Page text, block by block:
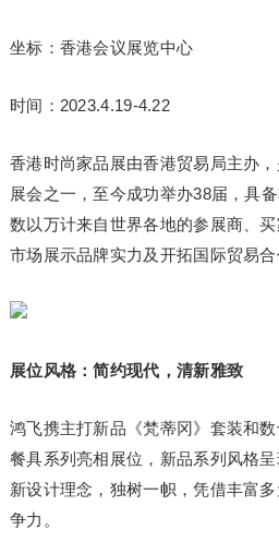
坐标：香港会议展览中心
时间：2023.4.19-4.22
香港时尚家品展由香港贸易局主办
展会之一，至今成功举办38届，具
数以万计来自世界各地的参展商、
市场展示品牌实力及开拓国际贸易合
展位风格：简约现代，清新雅致
鸿飞携主打新品《梵蒂冈》套装和
餐具系列亮相展位，新品系列风格
新设计理念，独树一帜，凭借丰富
争力。